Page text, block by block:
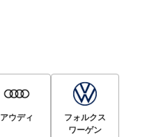
アウディ
フォルクス
ワーゲン